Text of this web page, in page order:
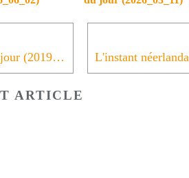
L'instant néerlandais du jour (2019_11_15): het nieuws
ARTICLE